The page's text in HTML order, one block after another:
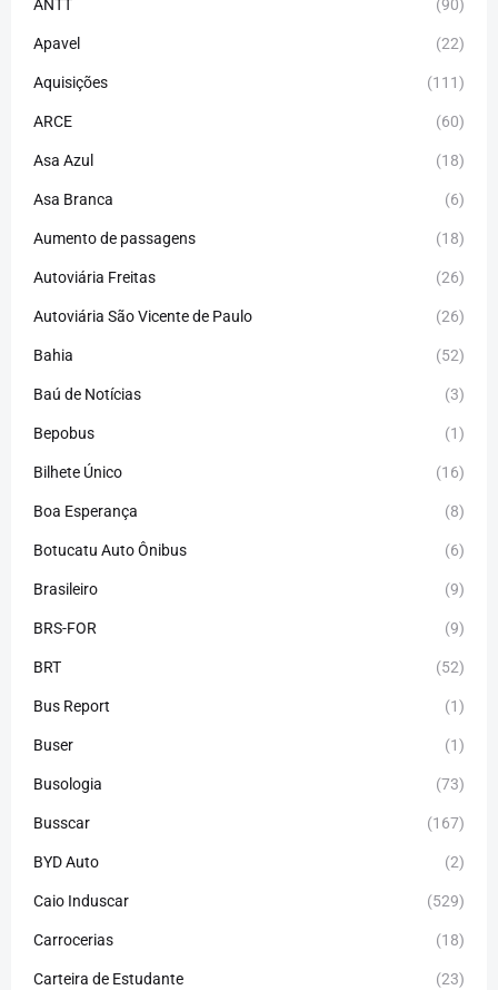
ANTT (90)
Apavel (22)
Aquisições (111)
ARCE (60)
Asa Azul (18)
Asa Branca (6)
Aumento de passagens (18)
Autoviária Freitas (26)
Autoviária São Vicente de Paulo (26)
Bahia (52)
Baú de Notícias (3)
Bepobus (1)
Bilhete Único (16)
Boa Esperança (8)
Botucatu Auto Ônibus (6)
Brasileiro (9)
BRS-FOR (9)
BRT (52)
Bus Report (1)
Buser (1)
Busologia (73)
Busscar (167)
BYD Auto (2)
Caio Induscar (529)
Carrocerias (18)
Carteira de Estudante (23)